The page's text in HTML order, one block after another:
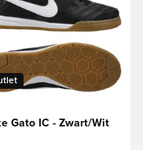
Gato IC - Zwart/Wit